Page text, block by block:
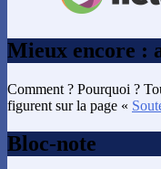
Mieux encore :
Comment ? Pourquoi ?
figurent sur la page «
Bloc-note